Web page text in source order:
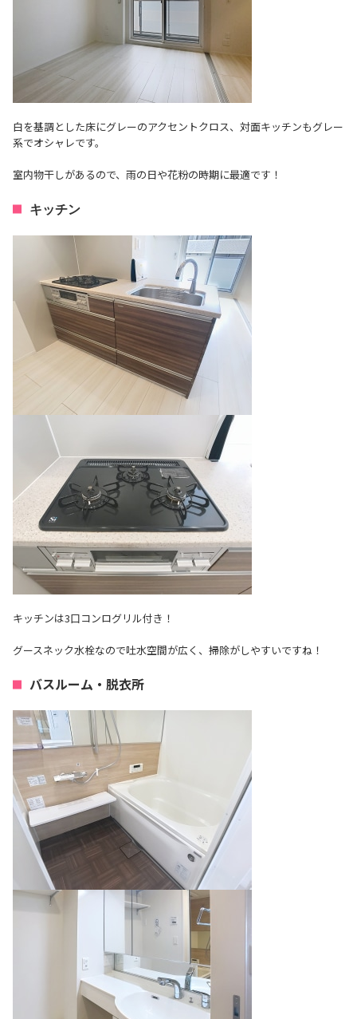
白を基調とした床にグレーのアクセントクロス、対面キッチンもグレー
系でオシャレです。
室内物干しがあるので、雨の日や花粉の時期に最適です！
キッチン
キッチンは3口コンログリル付き！
グースネック水栓なので吐水空間が広く、掃除がしやすいですね！
バスルーム・脱衣所